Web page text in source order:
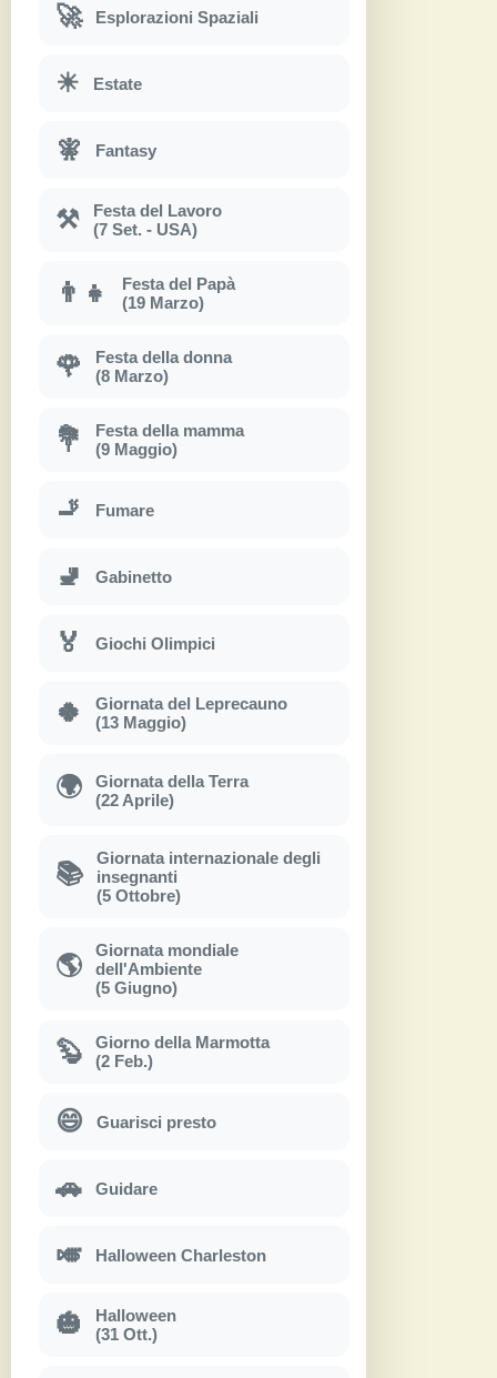
🚀 Esplorazioni Spaziali
☀ Estate
🧚 Fantasy
⚒
Festa del Lavoro
(7 Set. - USA)
👨‍👧
Festa del Papà
(19 Marzo)
🌹
Festa della donna
(8 Marzo)
💐
Festa della mamma
(9 Maggio)
🚬 Fumare
🚽 Gabinetto
🏅 Giochi Olimpici
🍀
Giornata del Leprecauno
(13 Maggio)
🌍
Giornata della Terra
(22 Aprile)
📚
Giornata internazionale degli
insegnanti
(5 Ottobre)
🌎
Giornata mondiale
dell'Ambiente
(5 Giugno)
🦫
Giorno della Marmotta
(2 Feb.)
😄 Guarisci presto
🚗 Guidare
🎺 Halloween Charleston
🎃
Halloween
(31 Ott.)